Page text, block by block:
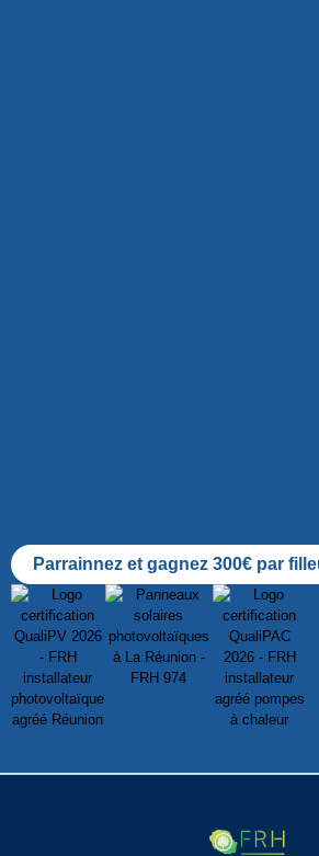
Parrainnez et gagnez 300€ par